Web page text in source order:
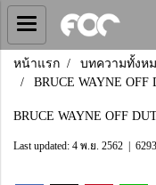
หน้าแรก บทความทั้งห
BRUCE WAYNE OFF
BRUCE WAYNE OFF
Last updated: 4 พ.ย. 2562